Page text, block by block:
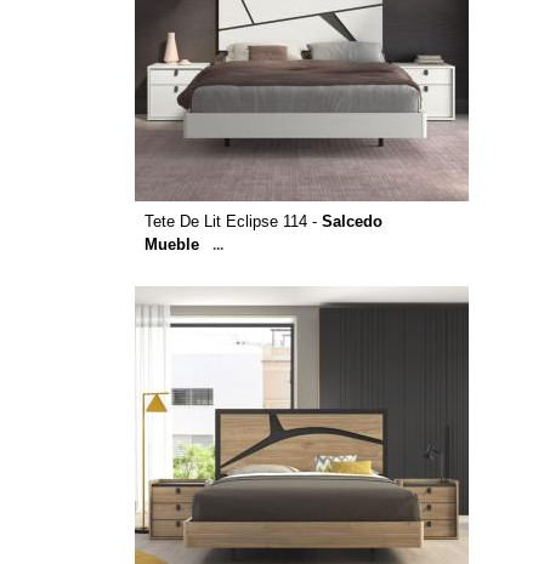
Tete De Lit Eclipse 114 - Salcedo
Mueble
...